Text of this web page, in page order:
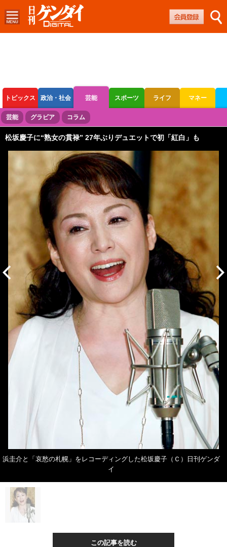
トピックス 政治・社会 芸能 スポーツ ライフ マネー
ボートレース 競輪 オートレース
芸能 グラビア コラム
松坂慶子に“熟女の貫禄” 27年ぶりデュエットで初「紅白」も
浜圭介と「哀愁の札幌」をレコーディングした松坂慶子（Ｃ）日刊ゲンダ
イ
この記事を読む